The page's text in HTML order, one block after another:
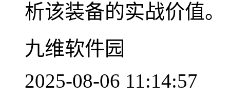
析该装备的实战价值。
九维软件园
2025-08-06 11:14:57